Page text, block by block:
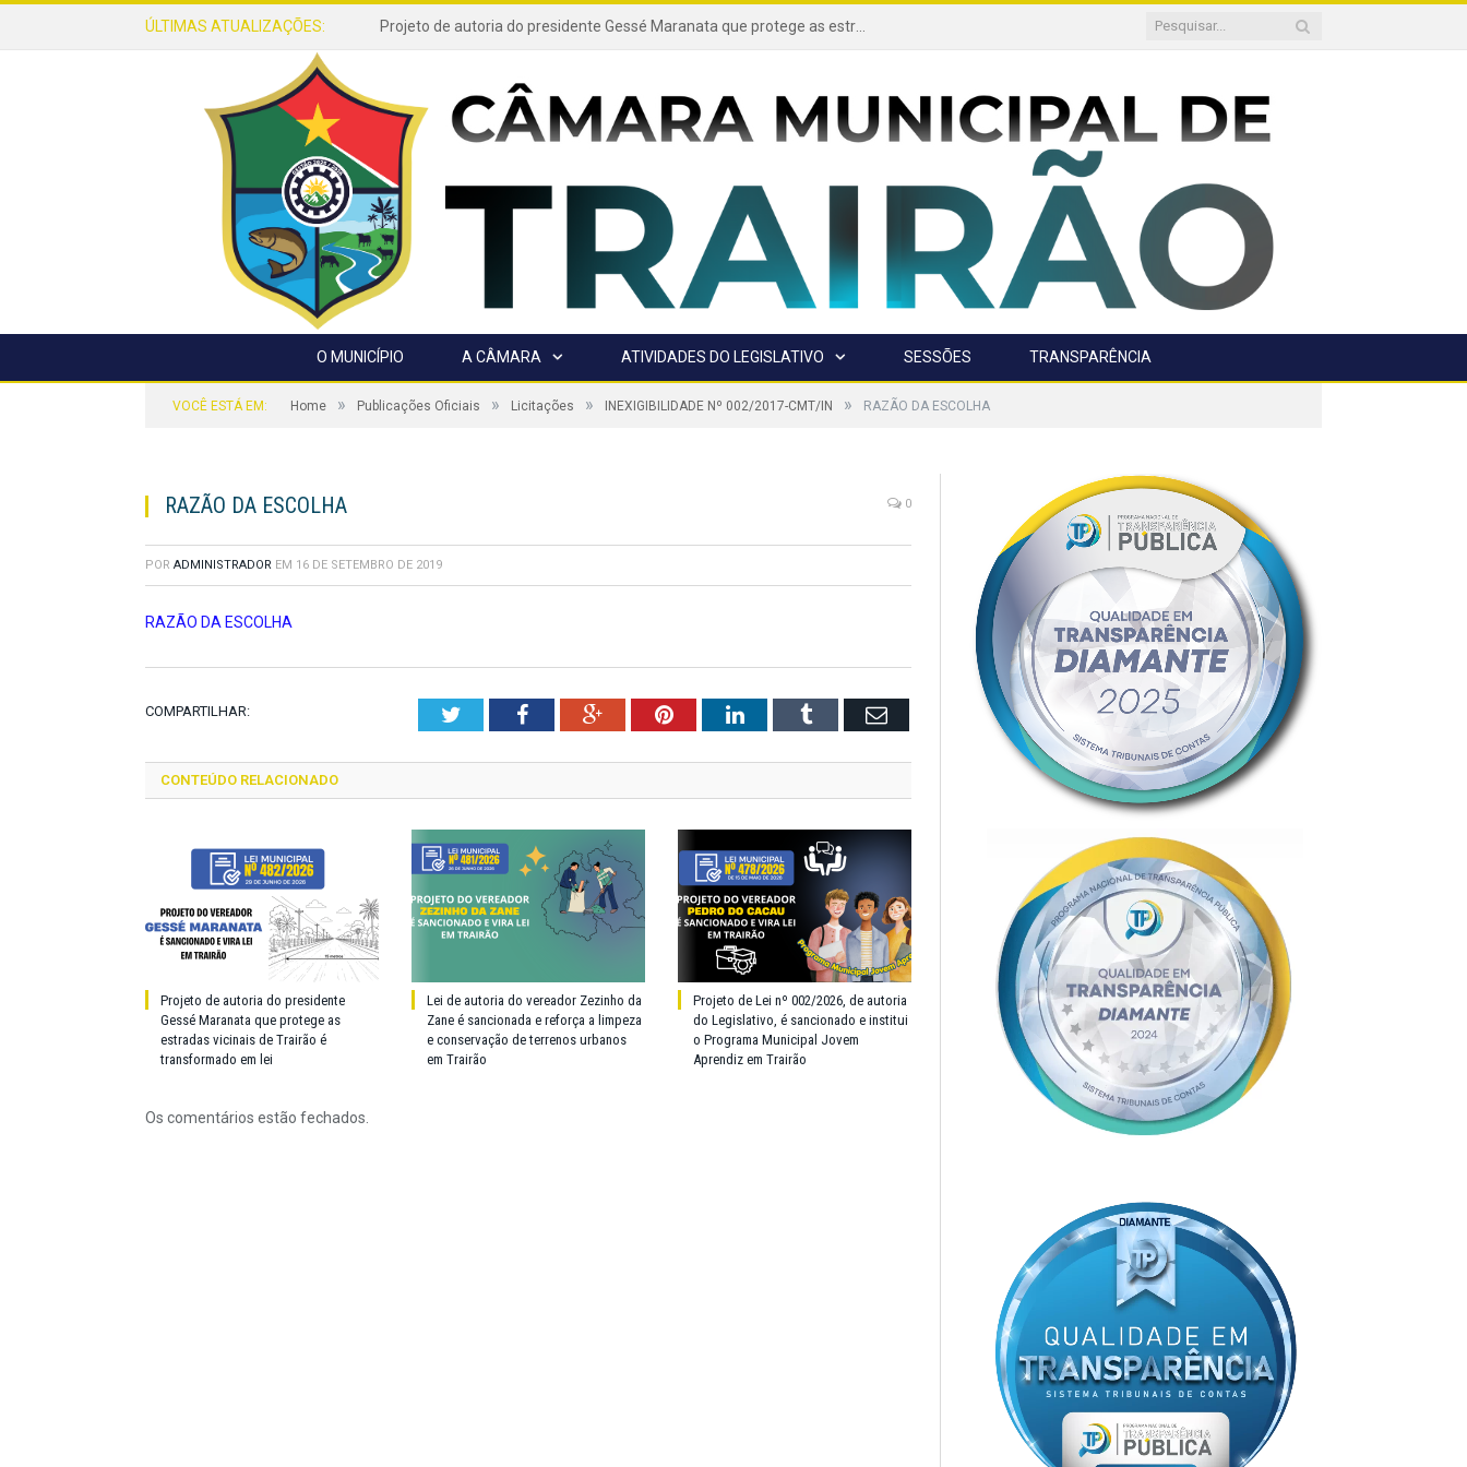
ÚLTIMAS ATUALIZAÇÕES: Projeto de autoria do presidente Gessé Maranata que protege as estradas vicinais de Trairão é transformado em lei
O MUNICÍPIO A CÂMARA ATIVIDADES DO LEGISLATIVO SESSÕES TRANSPARÊNCIA
VOCÊ ESTÁ EM: Home » Publicações Oficiais » Licitações » INEXIGIBILIDADE Nº 002/2017-CMT/IN » RAZÃO DA ESCOLHA
RAZÃO DA ESCOLHA 0
POR ADMINISTRADOR EM 16 DE SETEMBRO DE 2019
RAZÃO DA ESCOLHA
COMPARTILHAR: TwitterFacebookGoogle+PinterestLinkedInTumblr Email
CONTEÚDO RELACIONADO
Projeto de autoria do presidente
Gessé Maranata que protege as
estradas vicinais de Trairão é
transformado em lei
Lei de autoria do vereador Zezinho da
Zane é sancionada e reforça a limpeza
e conservação de terrenos urbanos
em Trairão
Projeto de Lei nº 002/2026, de autoria
do Legislativo, é sancionado e institui
o Programa Municipal Jovem
Aprendiz em Trairão
Os comentários estão fechados.